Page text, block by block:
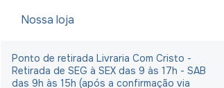
Nossa loja
Ponto de retirada Livraria Com Cristo -
Retirada de SEG à SEX das 9 às 17h - SAB
das 9h às 15h (após a confirmação via